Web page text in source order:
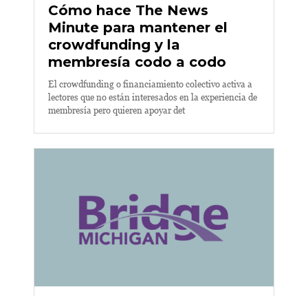
Cómo hace The News
Minute para mantener el
crowdfunding y la
membresía codo a codo
El crowdfunding o financiamiento colectivo activa a
lectores que no están interesados en la experiencia de
membresía pero quieren apoyar det